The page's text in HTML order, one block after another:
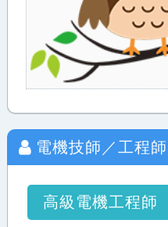
電機技師／工程師
高級電機工程師